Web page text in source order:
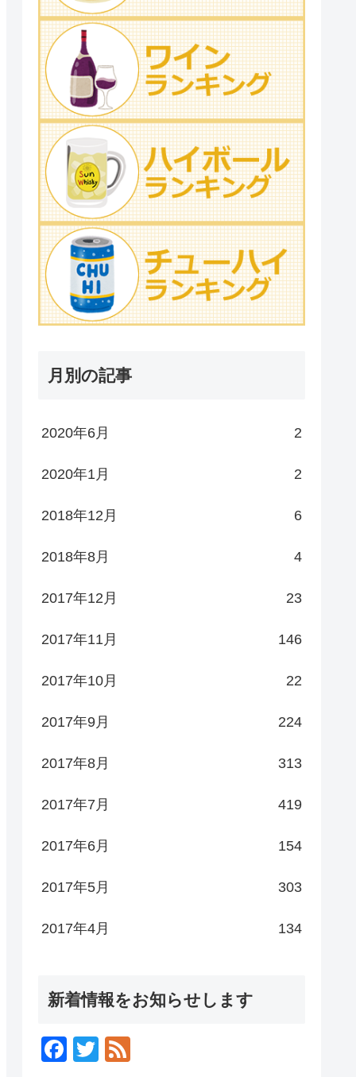
月別の記事
2020年6月 2
2020年1月 2
2018年12月 6
2018年8月 4
2017年12月 23
2017年11月 146
2017年10月 22
2017年9月 224
2017年8月 313
2017年7月 419
2017年6月 154
2017年5月 303
2017年4月 134
新着情報をお知らせします
F
T